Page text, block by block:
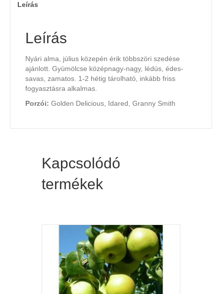
Leírás
Leírás
Nyári alma, július közepén érik többszöri szedése
ajánlott. Gyümölcse középnagy-nagy, lédús, édes-
savas, zamatos. 1-2 hétig tárolható, inkább friss
fogyasztásra alkalmas.
Porzói: Golden Delicious, Idared, Granny Smith
Kapcsolódó
termékek